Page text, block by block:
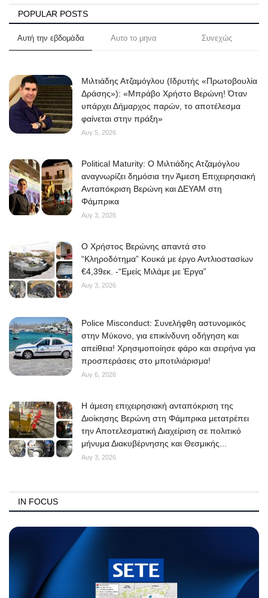
POPULAR POSTS
Αυτή την εβδομάδα Αυτο το μηνα Συνεχώς
Μιλτιάδης Ατζαμόγλου (Ιδρυτής «Πρωτοβουλία
Δράσης»): «Μπράβο Χρήστο Βερώνη! Όταν
υπάρχει Δήμαρχος παρών, το αποτέλεσμα
φαίνεται στην πράξη»
Αυγ 5, 2026
Political Maturity: Ο Μιλτιάδης Ατζαμόγλου
αναγνωρίζει δημόσια την Άμεση Επιχειρησιακή
Ανταπόκριση Βερώνη και ΔΕΥΑΜ στη
Φάμπρικα
Αυγ 3, 2026
O Χρήστος Βερώνης απαντά στο
“Κληροδότημα” Κουκά με έργο Αντλιοστασίων
€4,39εκ. -“Εμείς Μιλάμε με Έργα”
Αυγ 3, 2026
Police Misconduct: Συνελήφθη αστυνομικός
στην Μύκονο, για επικίνδυνη οδήγηση και
απείθεια! Χρησιμοποίησε φάρο και σειρήνα για
προσπεράσεις στο μποτιλιάρισμα!
Αυγ 6, 2026
Η άμεση επιχειρησιακή ανταπόκριση της
Διοίκησης Βερώνη στη Φάμπρικα μετατρέπει
την Αποτελεσματική Διαχείριση σε πολιτικό
μήνυμα Διακυβέρνησης και Θεσμικής...
Αυγ 3, 2026
IN FOCUS